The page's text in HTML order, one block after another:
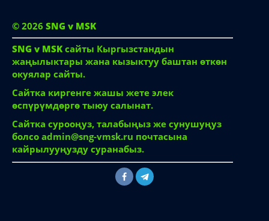
© 2026 SNG v MSK
SNG v MSK сайты Кыргызстандын
жаңылыктары жана кызыктуу баштан өткөн
окуялар сайты.
Сайтка киргенге жашы жете элек
өспүрүмдөргө тыюу салынат.
Сайтка сурооңуз, талабыңыз же сунушуңуз
болсо admin@sng-vmsk.ru почтасына
кайрылууңузду суранабыз.